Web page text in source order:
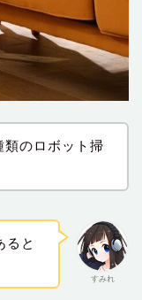
類のロボット掃
すみれ
ると